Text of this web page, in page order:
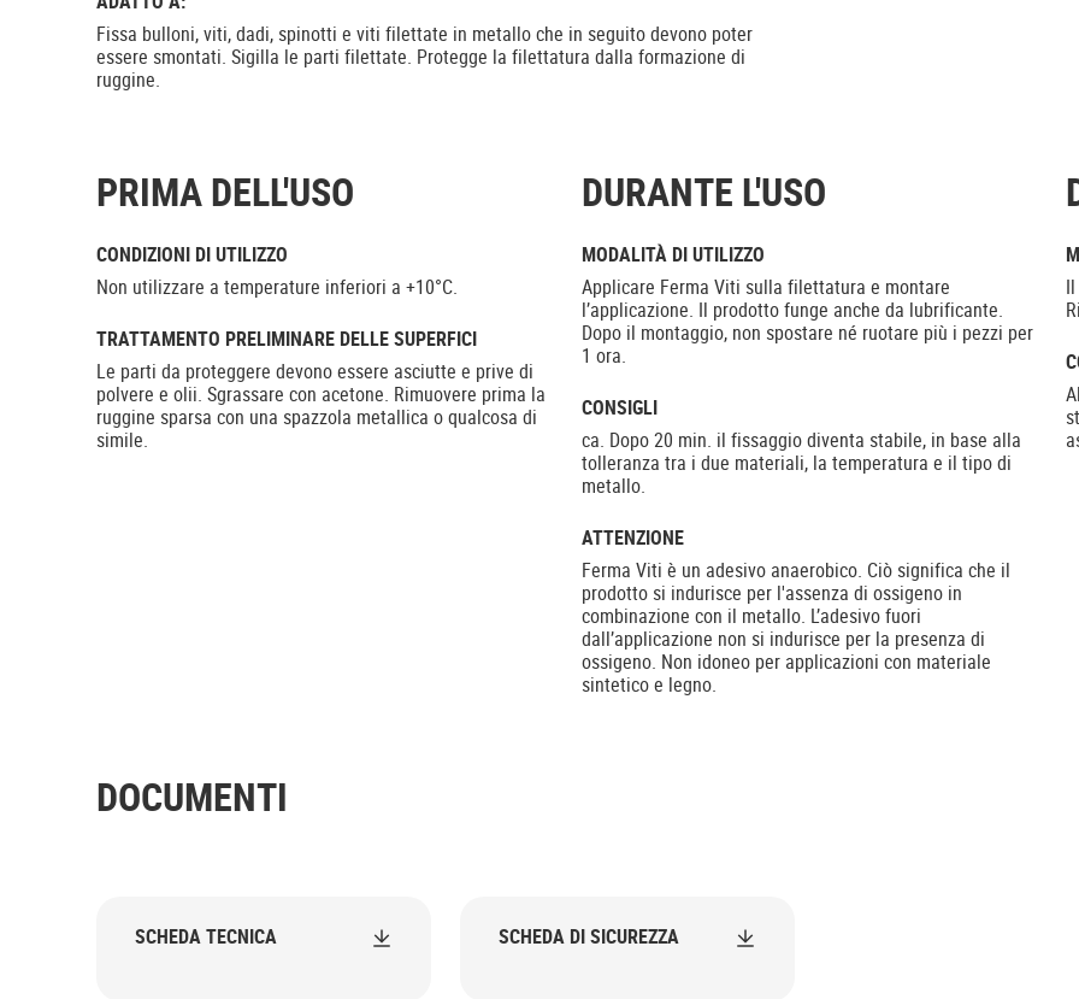
Fissa bulloni, viti, dadi, spinotti e viti filettate in metallo che in seguito devono poter
essere smontati. Sigilla le parti filettate. Protegge la filettatura dalla formazione di
ruggine.
PRIMA DELL'USO
CONDIZIONI DI UTILIZZO
Non utilizzare a temperature inferiori a +10°C.
TRATTAMENTO PRELIMINARE DELLE SUPERFICI
Le parti da proteggere devono essere asciutte e prive di
polvere e olii. Sgrassare con acetone. Rimuovere prima la
ruggine sparsa con una spazzola metallica o qualcosa di
simile.
DURANTE L'USO
MODALITÀ DI UTILIZZO
Applicare Ferma Viti sulla filettatura e montare
l’applicazione. Il prodotto funge anche da lubrificante.
Dopo il montaggio, non spostare né ruotare più i pezzi per
1 ora.
CONSIGLI
ca. Dopo 20 min. il fissaggio diventa stabile, in base alla
tolleranza tra i due materiali, la temperatura e il tipo di
metallo.
ATTENZIONE
Ferma Viti è un adesivo anaerobico. Ciò significa che il
prodotto si indurisce per l'assenza di ossigeno in
combinazione con il metallo. L’adesivo fuori
dall’applicazione non si indurisce per la presenza di
ossigeno. Non idoneo per applicazioni con materiale
sintetico e legno.
DOCUMENTI
SCHEDA TECNICA SCHEDA DI SICUREZZA